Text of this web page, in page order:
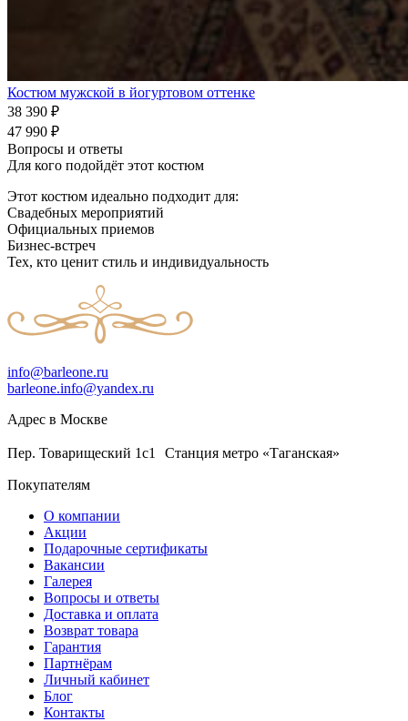
Костюм мужской в йогуртовом оттенке
38 390 ₽
47 990 ₽
Вопросы и ответы
Для кого подойдёт этот костюм
Этот костюм идеально подходит для:
Свадебных мероприятий
Официальных приемов
Бизнес-встреч
Тех, кто ценит стиль и индивидуальность
info@barleone.ru
barleone.info@yandex.ru
Адрес в Москве
Пер. Товарищеский 1с1 Станция метро «Таганская»
Покупателям
О компании
Акции
Подарочные сертификаты
Вакансии
Галерея
Вопросы и ответы
Доставка и оплата
Возврат товара
Гарантия
Партнёрам
Личный кабинет
Блог
Контакты